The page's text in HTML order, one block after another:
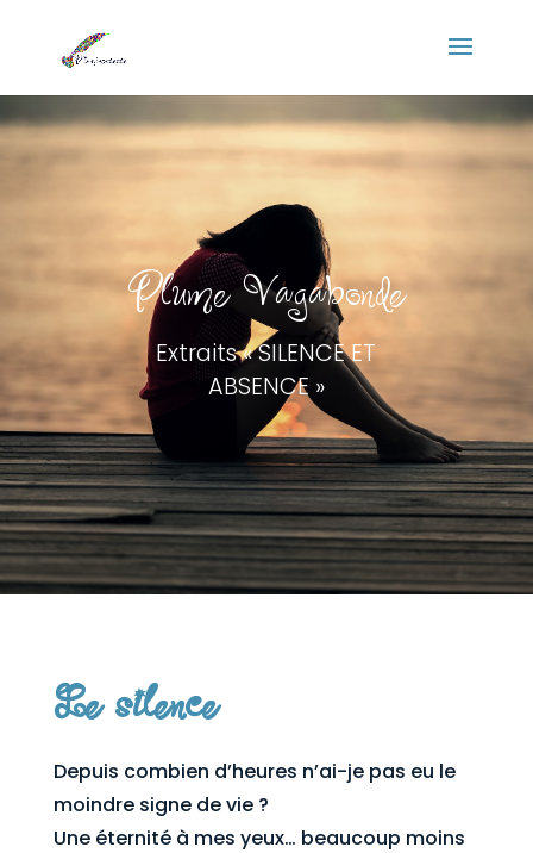
Plume Vagabonde
Extraits « SILENCE ET
ABSENCE »
Le silence
Depuis combien d’heures n’ai-je pas eu le
moindre signe de vie ?
Une éternité à mes yeux… beaucoup moins